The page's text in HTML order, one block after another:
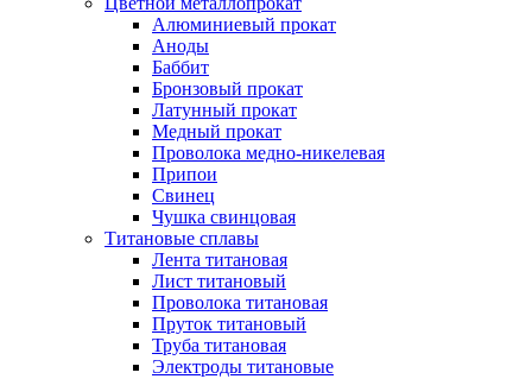
Алюминиевый прокат
Аноды
Баббит
Бронзовый прокат
Латунный прокат
Медный прокат
Проволока медно-никелевая
Припои
Свинец
Чушка свинцовая
Титановые сплавы
Лента титановая
Лист титановый
Проволока титановая
Пруток титановый
Труба титановая
Электроды титановые